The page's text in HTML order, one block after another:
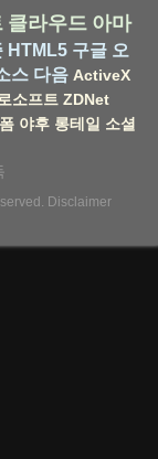
클라우드 아마
HTML5 구글 오
스 다음 ActiveX
소프트 ZDNet
야후 롱테일 소셜
Disclaimer